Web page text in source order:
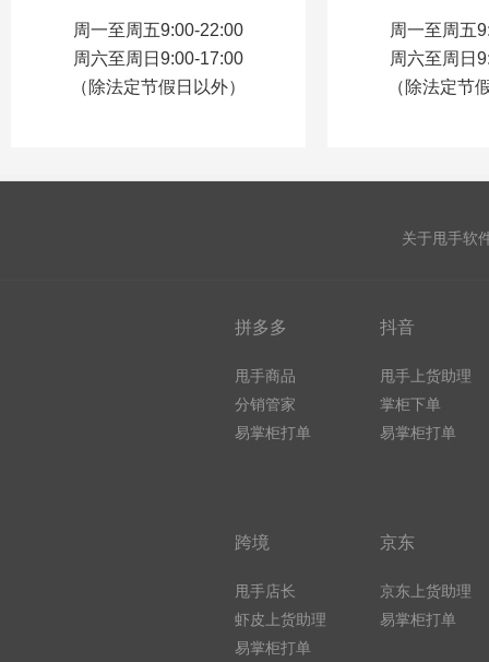
周一至周五9:00-22:00
周六至周日9:00-17:00
（除法定节假日以外）
周一至周五
周六至周日
（除法定节
关于甩手软
拼多多
甩手商品
分销管家
易掌柜打单
抖音
甩手上货助理
掌柜下单
易掌柜打单
跨境
甩手店长
虾皮上货助理
易掌柜打单
京东
京东上货助理
易掌柜打单